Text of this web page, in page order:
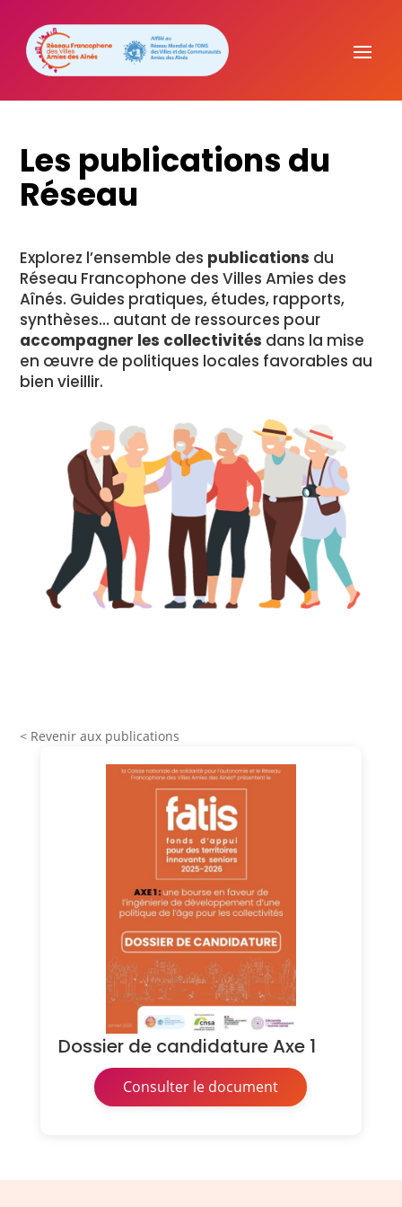
Les publications du
Réseau
Explorez l’ensemble des publications du
Réseau Francophone desVillesAmies des
Aînés. Guides pratiques, études, rapports,
synthèses… autant de ressources pour
accompagner les collectivités dans la mise
en œuvre de politiques locales favorables au
bienvieillir.
< Revenir aux publications
Dossier de candidature Axe 1
Consulter le document